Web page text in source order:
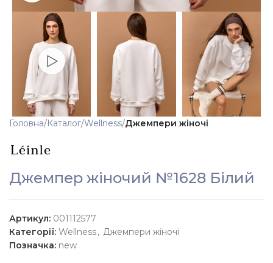
Головна Каталог Wellness Джемпери жіночі
Джемпер жіночий №1628 Білий
Артикул: 001112577
Категорії: Wellness, Джемпери жіночі
Позначка: new